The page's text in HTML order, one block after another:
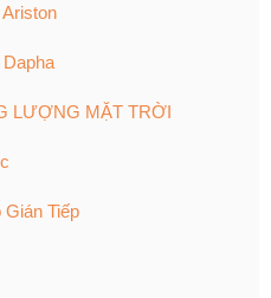
LƯỢNG MẶT TRỜI
Tiếp